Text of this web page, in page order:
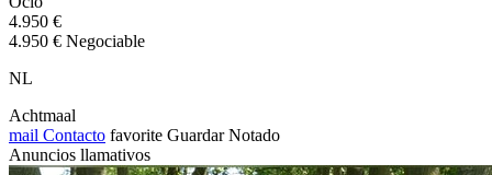
4.950 €
4.950 € Negociable
NL
Achtmaal
mail Contacto favorite Guardar Notado
Anuncios llamativos